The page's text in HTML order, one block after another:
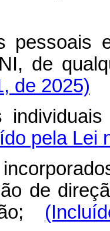
pessoais
de
de 2025)
pela Lei
de